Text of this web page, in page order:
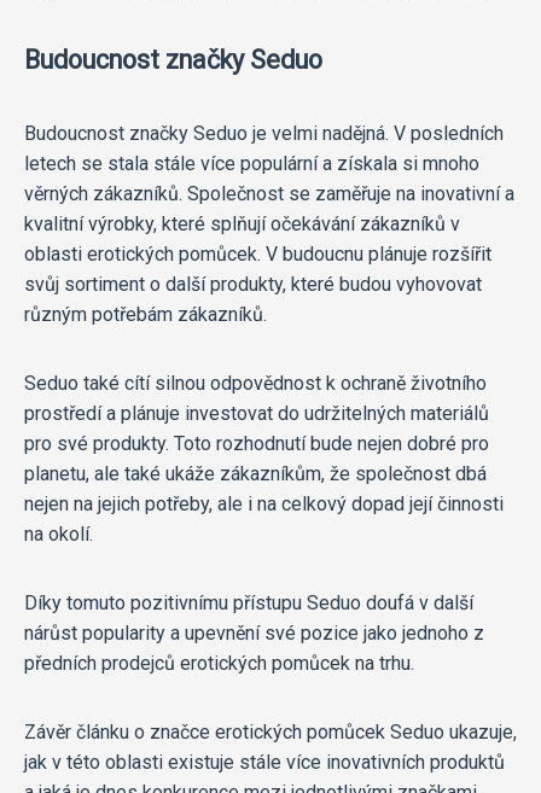
Budoucnost značky Seduo
Budoucnost značky Seduo je velmi nadějná. V posledních
letech se stala stále více populární a získala si mnoho
věrných zákazníků. Společnost se zaměřuje na inovativní a
kvalitní výrobky, které splňují očekávání zákazníků v
oblasti erotických pomůcek. V budoucnu plánuje rozšířit
svůj sortiment o další produkty, které budou vyhovovat
různým potřebám zákazníků.
Seduo také cítí silnou odpovědnost k ochraně životního
prostředí a plánuje investovat do udržitelných materiálů
pro své produkty. Toto rozhodnutí bude nejen dobré pro
planetu, ale také ukáže zákazníkům, že společnost dbá
nejen na jejich potřeby, ale i na celkový dopad její činnosti
na okolí.
Díky tomuto pozitivnímu přístupu Seduo doufá v další
nárůst popularity a upevnění své pozice jako jednoho z
předních prodejců erotických pomůcek na trhu.
Závěr článku o značce erotických pomůcek Seduo ukazuje,
jak v této oblasti existuje stále více inovativních produktů